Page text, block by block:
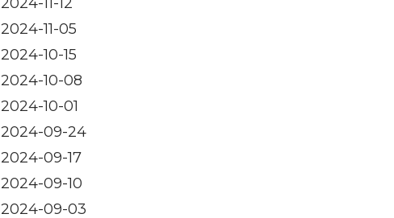
2024-11-05
2024-10-15
2024-10-08
2024-10-01
2024-09-24
2024-09-17
2024-09-10
2024-09-03